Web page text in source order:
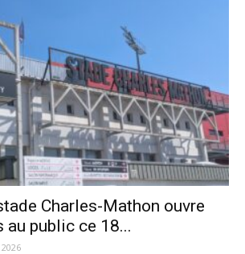
Charles-Mathon ouvre
public ce 18...